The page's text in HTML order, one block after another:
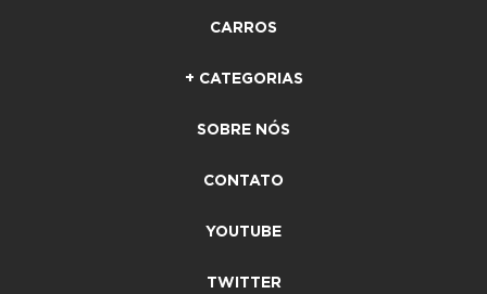
CARROS
+ CATEGORIAS
SOBRE NÓS
CONTATO
YOUTUBE
TWITTER